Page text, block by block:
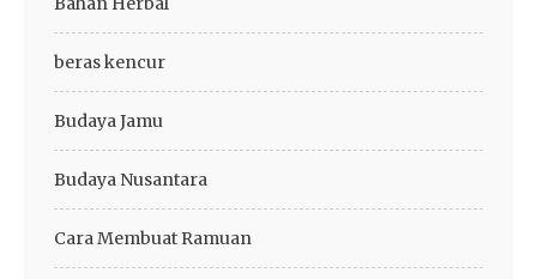
beras kencur
Budaya Jamu
Budaya Nusantara
Cara Membuat Ramuan